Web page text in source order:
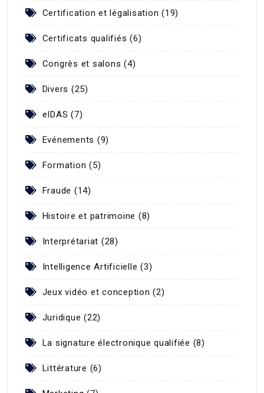
Certification et légalisation (19)
Certificats qualifiés (6)
Congrès et salons (4)
Divers (25)
eIDAS (7)
Evénements (9)
Formation (5)
Fraude (14)
Histoire et patrimoine (8)
Interprétariat (28)
Intelligence Artificielle (3)
Jeux vidéo et conception (2)
Juridique (22)
La signature électronique qualifiée (8)
Littérature (6)